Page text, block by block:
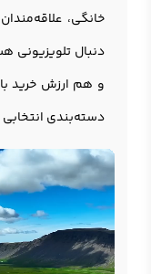
خانگی،
دنبال تلویزیونی
و هم ارزش خرید
دسته‌بندی